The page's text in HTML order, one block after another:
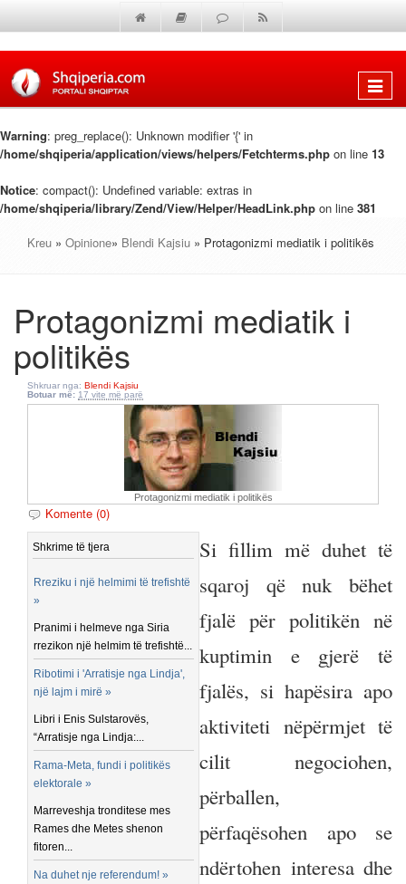
Shfaq
Warning: preg_replace(): Unknown modifier '{' in
/home/shqiperia/application/views/helpers/Fetchterms.php on line 13
Notice: compact(): Undefined variable: extras in
/home/shqiperia/library/Zend/View/Helper/HeadLink.php on line 381
Kreu » Opinione» Blendi Kajsiu » Protagonizmi mediatik i politikës
Protagonizmi mediatik i
politikës
Shkruar nga: Blendi Kajsiu
Botuar më: 17 vite më parë
Protagonizmi mediatik i politikës
Komente (0)
Shkrime të tjera
Rreziku i një helmimi të trefishtë
»
Pranimi i helmeve nga Siria
rrezikon një helmim të trefishtë...
Ribotimi i 'Arratisje nga Lindja',
një lajm i mirë »
Libri i Enis Sulstarovës,
“Arratisje nga Lindja:...
Rama-Meta, fundi i politikës
elektorale »
Marreveshja tronditese mes
Rames dhe Metes shenon
fitoren...
Na duhet nje referendum! »
Si fillim më duhet të
sqaroj që nuk bëhet
fjalë për politikën në
kuptimin e gjerë të
fjalës, si hapësira apo
aktiviteti nëpërmjet të
cilit negociohen,
përballen,
përfaqësohen apo se
ndërtohen interesa dhe